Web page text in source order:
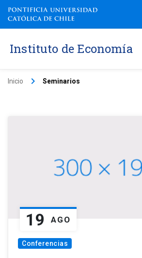
Instituto de Economía
Inicio keyboard_arrow_right Seminarios
19 AGO
Conferencias